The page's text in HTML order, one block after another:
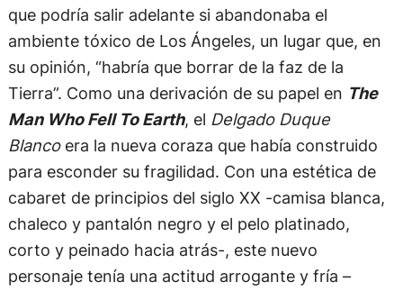
que podría salir adelante si abandonaba el
ambiente tóxico de Los Ángeles, un lugar que, en
su opinión, “habría que borrar de la faz de la
Tierra”. Como una derivación de su papel en The
Man Who Fell To Earth, el Delgado Duque
Blancoera la nueva coraza que había construido
para esconder su fragilidad. Con una estética de
cabaret de principios del siglo XX -camisa blanca,
chaleco y pantalón negro y el pelo platinado,
corto y peinado hacia atrás-, este nuevo
personaje tenía una actitud arrogante y fría –